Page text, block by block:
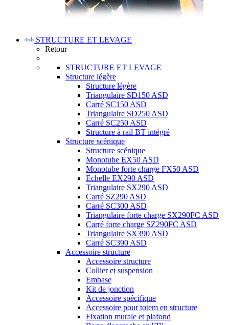
STRUCTURE ET LEVAGE
Retour
STRUCTURE ET LEVAGE
Structure légère
Structure légère
Triangulaire SD150 ASD
Carré SC150 ASD
Triangulaire SD250 ASD
Carré SC250 ASD
Structure à rail BT intégré
Structure scénique
Structure scénique
Monotube EX50 ASD
Monotube forte charge FX50 ASD
Echelle EX290 ASD
Triangulaire SX290 ASD
Carré SZ290 ASD
Carré SC300 ASD
Triangulaire forte charge SX290FC ASD
Carré forte charge SZ290FC ASD
Triangulaire SX390 ASD
Carré SC390 ASD
Accessoire structure
Accessoire structure
Collier et suspension
Embase
Kit de jonction
Accessoire spécifique
Accessoire pour totem en structure
Fixation murale et plafond